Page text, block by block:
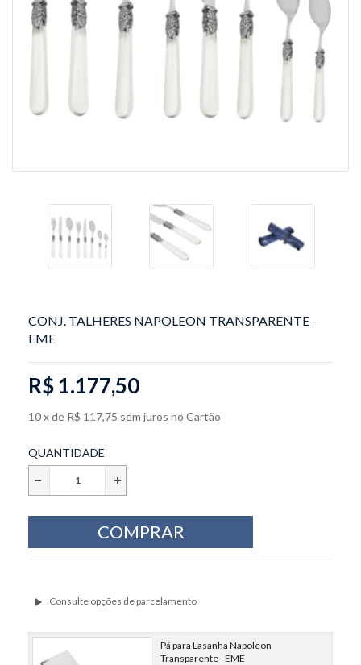
CONJ. TALHERES NAPOLEON TRANSPARENTE -
EME
R$ 1.177,50
10xde R$ 117,75 sem juros no Cartão
QUANTIDADE
Pá para Lasanha Napoleon
Transparente - EME